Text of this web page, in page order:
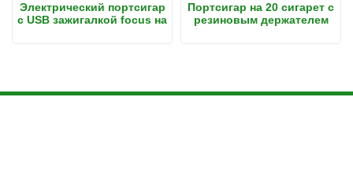
Электрический портсигар
с USB зажигалкой focus на
Портсигар на 20 сигарет с
резиновым держателем